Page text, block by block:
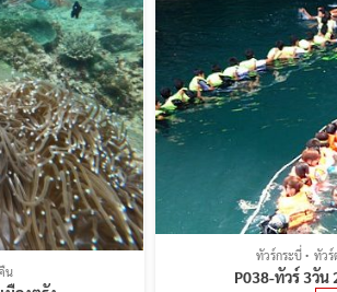
น
ทัวร์กระบี่ ทัวร์
P038-ทัวร์ 3วัน